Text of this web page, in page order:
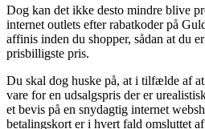
Dog kan det ikke desto mindre blive
internet outlets efter rabatkoder på
affinis inden du shopper, sådan at du
prisbilligste pris.
Du skal dog huske på, at i tilfælde af
vare for en udsalgspris der er
et bevis på en snydagtig internet
betalingskort er i hvert fald omsluttet